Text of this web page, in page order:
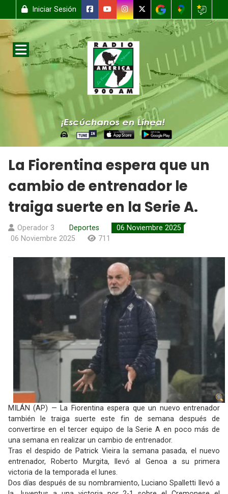
Iniciar Sesión
La Fiorentina espera que un
cambio de entrenador le
traiga suerte en la Serie A.
Operador 3 Deportes
06 Noviembre 2025
06 Noviembre 2025
711
MILÁN (AP) — La Fiorentina espera que un nuevo entrenador
también le traiga suerte este fin de semana después de
convertirse en el tercer equipo de la Serie A en poco más de
una semana en realizar un cambio de entrenador.
Tras el despido de Patrick Vieira la semana pasada, el nuevo
entrenador, Roberto Murgita, llevó al Genoa a su primera
victoria de la temporada el lunes.
Dos días después de su nombramiento, Luciano Spalletti llevó a